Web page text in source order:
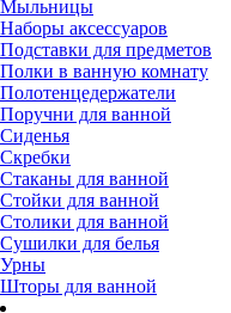
Мыльницы
Наборы аксессуаров
Подставки для предметов
Полки в ванную комнату
Полотенцедержатели
Поручни для ванной
Сиденья
Скребки
Стаканы для ванной
Стойки для ванной
Столики для ванной
Сушилки для белья
Урны
Шторы для ванной